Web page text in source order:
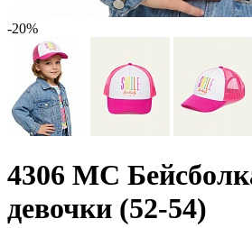
-20%
4306 МC
девочки (52-54)